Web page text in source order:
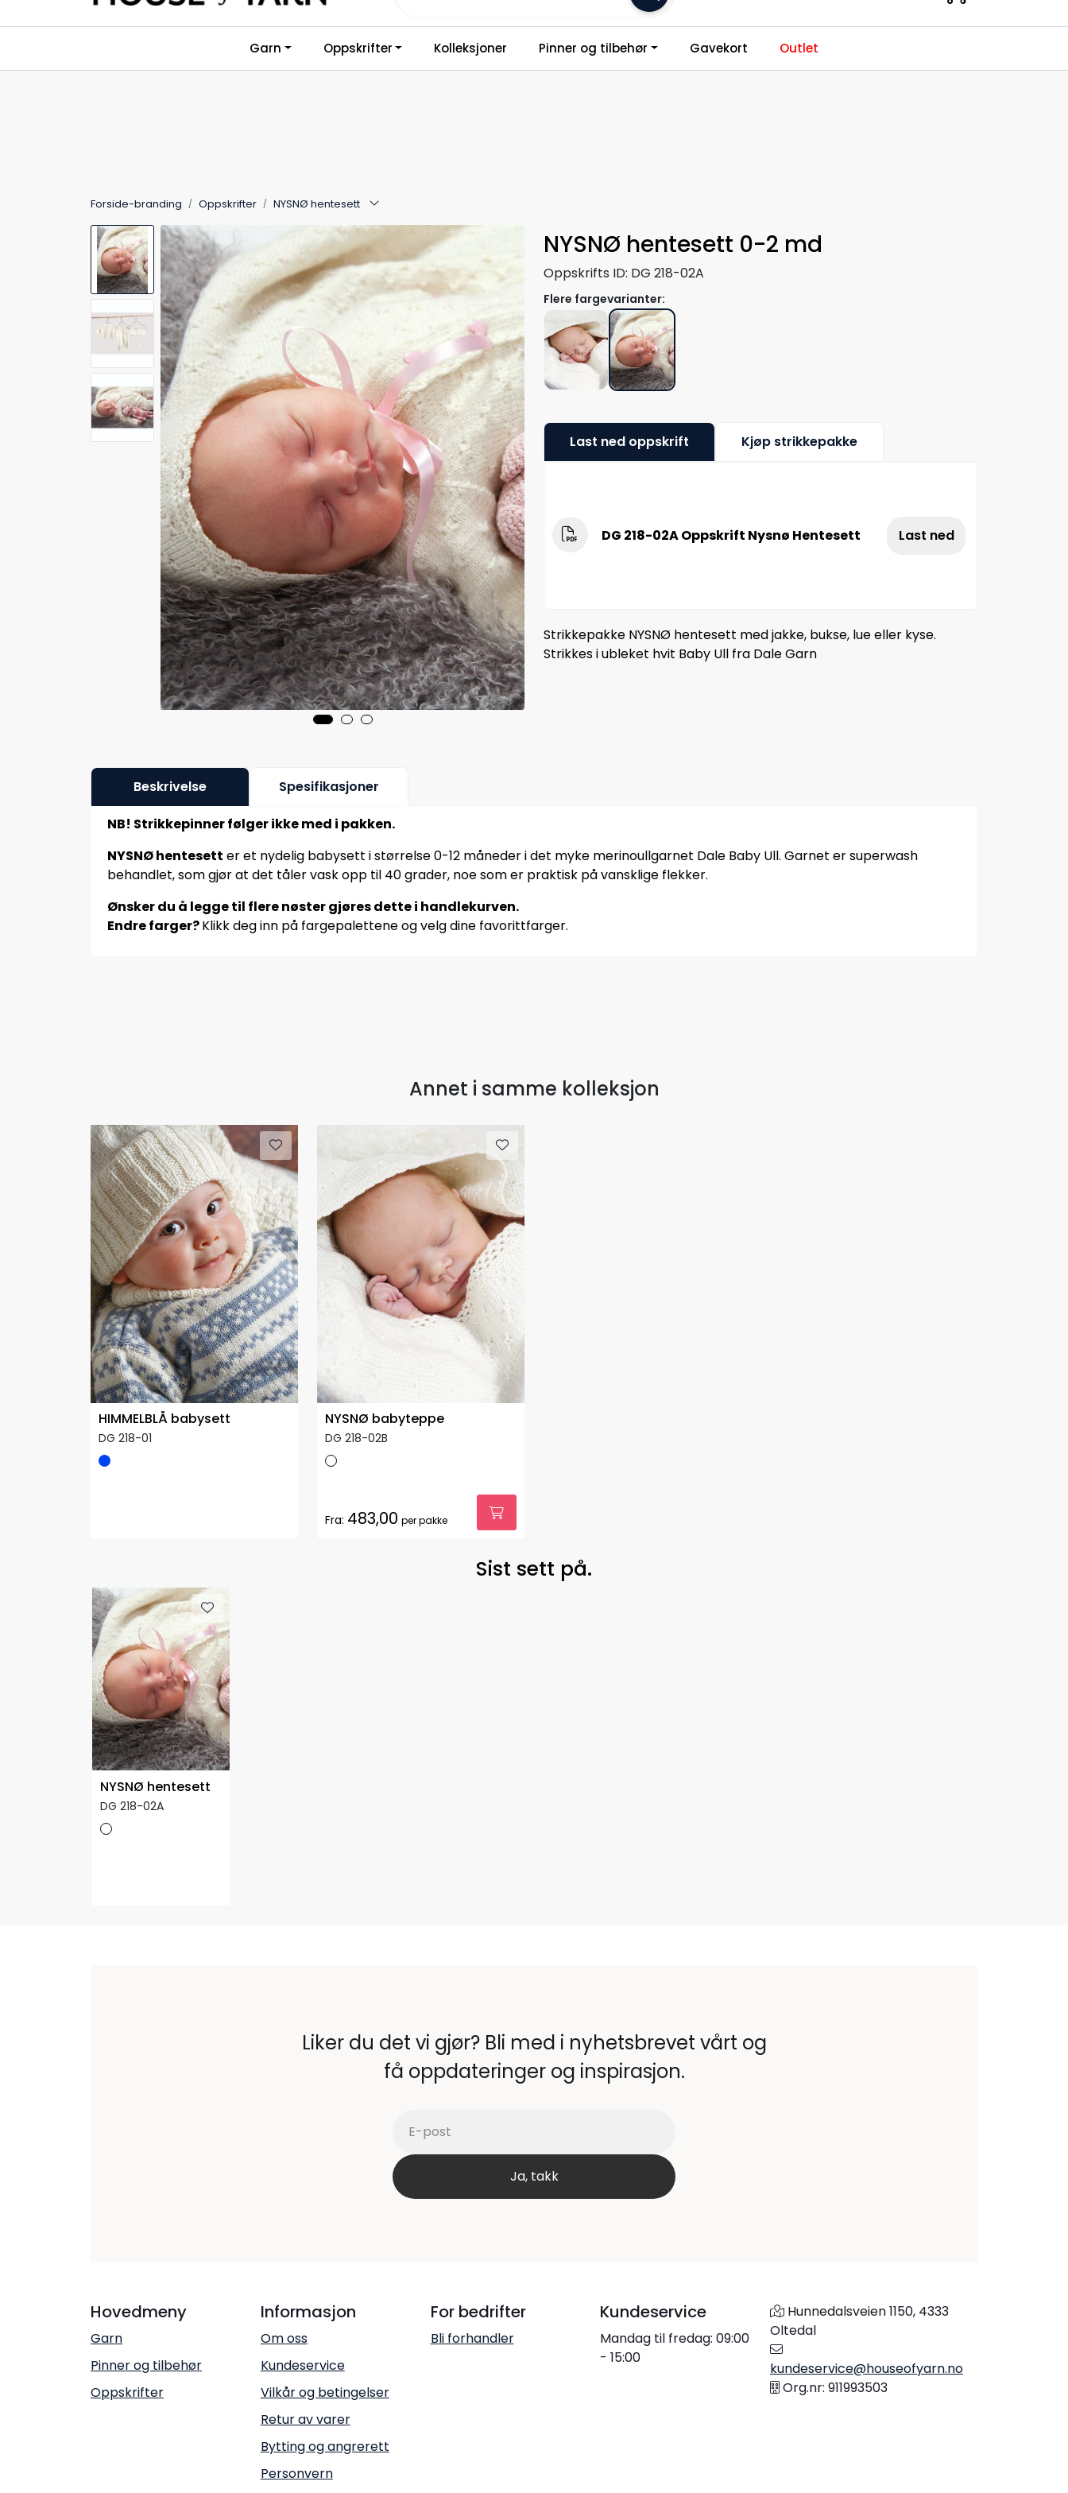
Skip to main content
Kundeservice
Garn Oppskrifter Kolleksjoner Pinner og tilbehør Gavekort Outlet
Forside-branding Oppskrifter NYSNØ hentesett
NYSNØ hentesett 0-2 md
Oppskrifts ID: DG 218-02A
Flere fargevarianter:
Last ned oppskrift Kjøp strikkepakke
DG 218-02A Oppskrift Nysnø Hentesett Last ned
Strikkepakke NYSNØ hentesett med jakke, bukse, lue eller kyse.
Strikkes i ubleket hvit Baby Ull fra Dale Garn
Beskrivelse Spesifikasjoner
NB! Strikkepinner følger ikke med i pakken.
NYSNØ hentesett er et nydelig babysett i størrelse 0-12 måneder i det myke merinoullgarnet Dale Baby Ull. Garnet er superwash
behandlet, som gjør at det tåler vask opp til 40 grader, noe som er praktisk på vansklige flekker.
Ønsker du å legge til flere nøster gjøres dette i handlekurven.
Endre farger?Klikk deg inn på fargepalettene og velg dine favorittfarger.
Annet i samme kolleksjon
HIMMELBLÅ babysett
DG 218-01
NYSNØ babyteppe
DG 218-02B
Fra: 483,00 per pakke
Sist sett på.
NYSNØ hentesett
DG 218-02A
Liker du det vi gjør? Bli med i nyhetsbrevet vårt og
få oppdateringer og inspirasjon.
Hovedmeny
Garn
Pinner og tilbehør
Oppskrifter
Informasjon
Om oss
Kundeservice
Vilkår og betingelser
Retur av varer
Bytting og angrerett
Personvern
For bedrifter
Bli forhandler
Kundeservice
Mandag til fredag: 09:00
- 15:00
Hunnedalsveien 1150, 4333
Oltedal
kundeservice@houseofyarn.no
Org.nr: 911993503